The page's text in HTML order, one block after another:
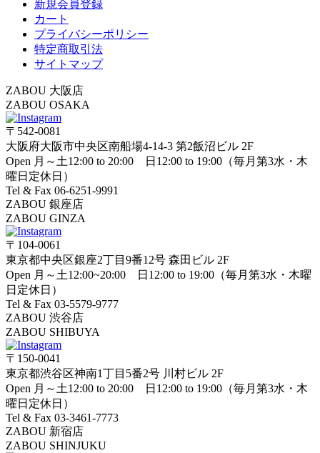
新規会員登録
カート
プライバシーポリシー
特定商取引法
サイトマップ
ZABOU 大阪店
ZABOU OSAKA
〒542-0081
大阪府大阪市中央区南船場4-14-3 第2飯沼ビル 2F
Open 月～土12:00 to 20:00 日12:00 to 19:00（毎月第3水・木
曜日定休日）
Tel & Fax 06-6251-9991
ZABOU 銀座店
ZABOU GINZA
〒104-0061
東京都中央区銀座2丁目9番12号 森田ビル 2F
Open 月～土12:00~20:00 日12:00 to 19:00（毎月第3水・木曜
日定休日）
Tel & Fax 03-5579-9777
ZABOU 渋谷店
ZABOU SHIBUYA
〒150-0041
東京都渋谷区神南1丁目5番2号 川村ビル 2F
Open 月～土12:00 to 20:00 日12:00 to 19:00（毎月第3水・木
曜日定休日）
Tel & Fax 03-3461-7773
ZABOU 新宿店
ZABOU SHINJUKU